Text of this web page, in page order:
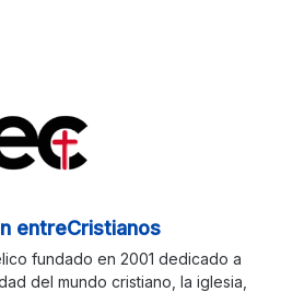
entreCristianos
fundado en 2001 dedicado a
del mundo cristiano, la iglesia,